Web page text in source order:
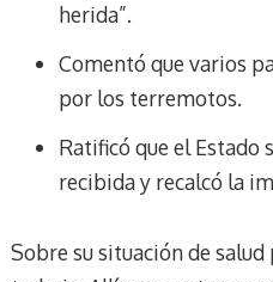
herida”.
Comentó que varios
por los terremotos.
Ratificó que el Estado
recibida y recalcó la
Sobre su situación de